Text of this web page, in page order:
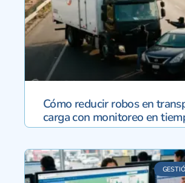
Cómo reducir robos en
carga con monitoreo en